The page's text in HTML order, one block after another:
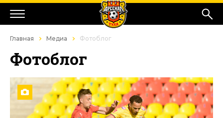
Главная Медиа Фотоблог
Фотоблог